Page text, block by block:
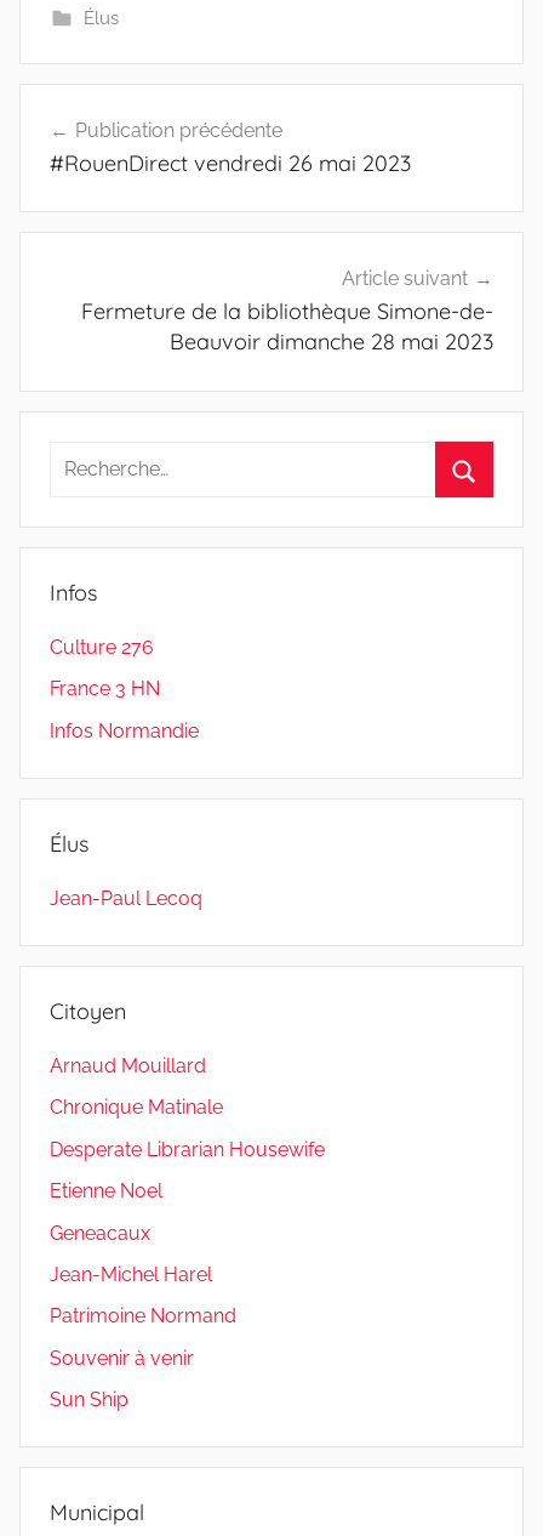
Élus
de
Publication précédente
#RouenDirect vendredi 26 mai 2023
Article suivant
Fermeture de la bibliothèque Simone-de-
Beauvoir dimanche 28 mai 2023
Recherche
:
Infos
Culture 276
France 3 HN
Infos Normandie
Élus
Jean-Paul Lecoq
Citoyen
Arnaud Mouillard
Chronique Matinale
Desperate Librarian Housewife
Etienne Noel
Geneacaux
Jean-Michel Harel
Patrimoine Normand
Souvenir à venir
Sun Ship
Municipal